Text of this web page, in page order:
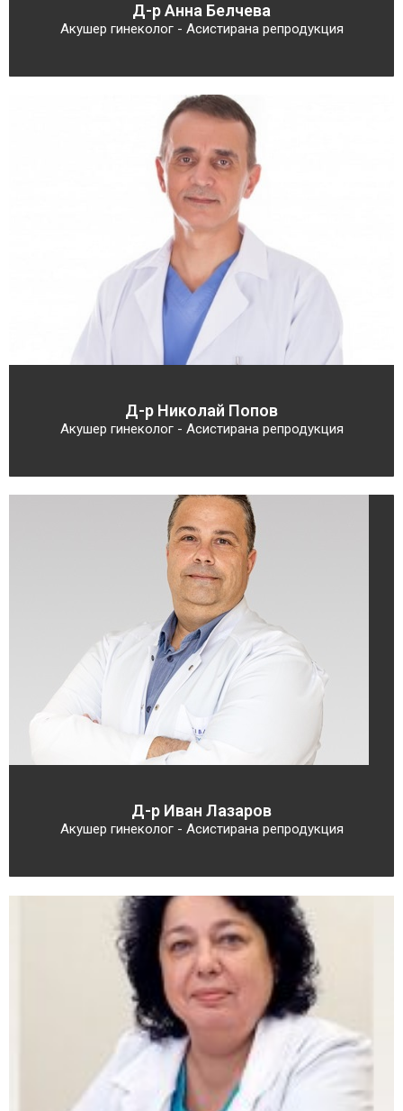
Д-р Анна Белчева
Акушер гинеколог - Асистирана репродукция
Д-р Николай Попов
Акушер гинеколог - Асистирана репродукция
Д-р Иван Лазаров
Акушер гинеколог - Асистирана репродукция